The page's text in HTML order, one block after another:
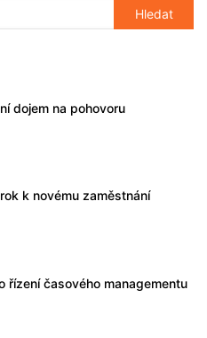
dojem na pohovoru
k novému zaměstnání
řízení časového managementu